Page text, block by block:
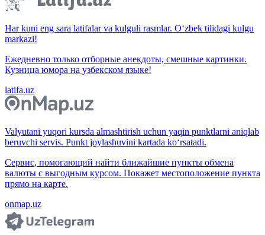
Har kuni eng sara latifalar va kulguli rasmlar. O‘zbek tilidagi kulgu
markazi!
Ежедневно только отборные анекдоты, смешные картинки.
Кузница юмора на узбекском языке!
latifa.uz
Valyutani yuqori kursda almashtirish uchun yaqin punktlarni aniqlab
beruvchi servis. Punkt joylashuvini kartada ko‘rsatadi.
Сервис, помогающий найти ближайшие пункты обмена
валюты с выгодным курсом. Покажет местоположение пункта
прямо на карте.
onmap.uz